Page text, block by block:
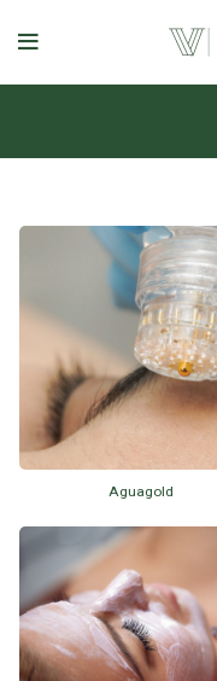
Aguagold